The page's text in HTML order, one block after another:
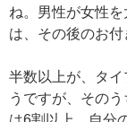
ね。男性が女性
は、その後のお付
半数以上が、タ
うですが、その